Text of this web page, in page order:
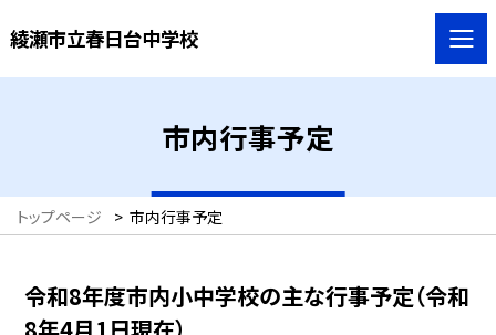
綾瀬市立春日台中学校
市内行事予定
トップページ > 市内行事予定
令和8年度市内小中学校の主な行事予定（令和